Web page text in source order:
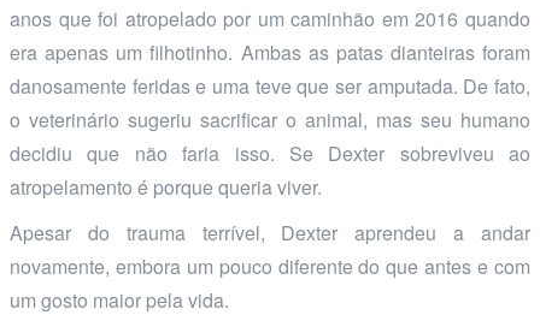
anos que foi atropelado por um caminhão em 2016 quando
era apenas um filhotinho. Ambas as patas dianteiras foram
danosamente feridas e uma teve que ser amputada. De fato,
o veterinário sugeriu sacrificar o animal, mas seu humano
decidiu que não faria isso. Se Dexter sobreviveu ao
atropelamento é porque queria viver.
Apesar do trauma terrível, Dexter aprendeu a andar
novamente, embora um pouco diferente do que antes e com
um gosto maior pela vida.